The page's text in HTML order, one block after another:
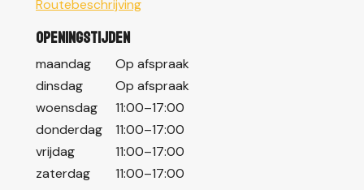
Routebeschrijving
Openingstijden
maandag
Op afspraak
dinsdag
Op afspraak
woensdag
11:00–17:00
donderdag
11:00–17:00
vrijdag
11:00–17:00
zaterdag
11:00–17:00